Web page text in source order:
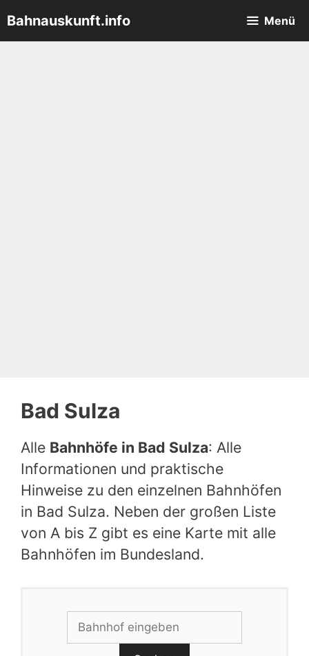
Inhalt
springen
Bahnauskunft.info Menü
Bad Sulza
Alle Bahnhöfe in Bad Sulza: Alle
Informationen und praktische
Hinweise zu den einzelnen Bahnhöfen
in Bad Sulza. Neben der großen Liste
von A bis Z gibt es eine Karte mit alle
Bahnhöfen im Bundesland.